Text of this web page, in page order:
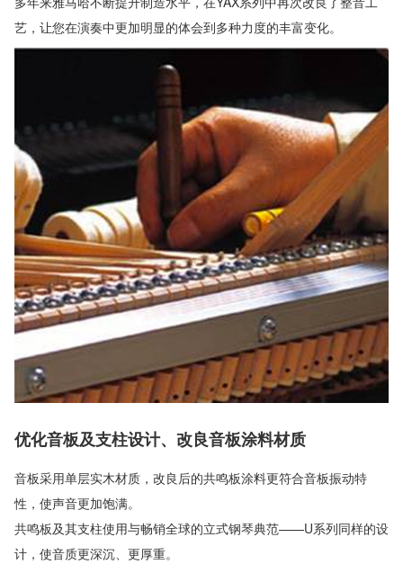
艺，让您在演奏中更加明显的体会到多种力度的丰富变化。
优化音板及支柱设计、改良音板涂料材质
音板采用单层实木材质，改良后的共鸣板涂料更符合音板振动特
性，使声音更加饱满。
共鸣板及其支柱使用与畅销全球的立式钢琴典范——U系列同样的设
计，使音质更深沉、更厚重。